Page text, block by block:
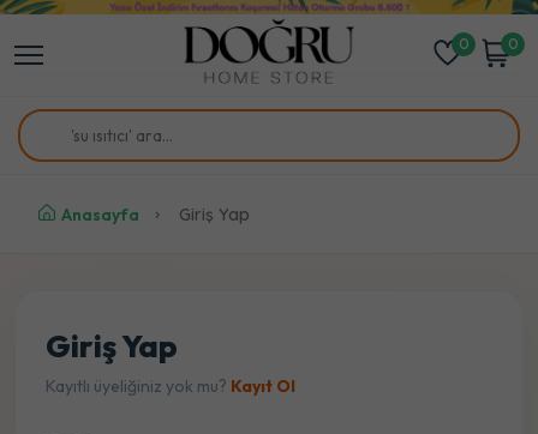
0 0
Anasayfa Giriş Yap
Giriş Yap
Kayıtlı üyeliğiniz yok mu? Kayıt Ol